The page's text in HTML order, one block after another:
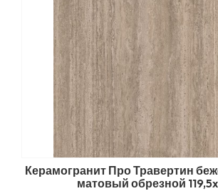
Керамогранит Про Травертин
матовый обрезной